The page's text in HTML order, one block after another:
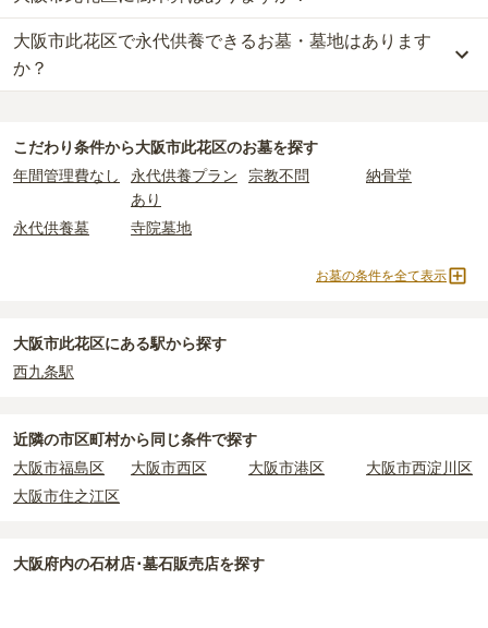
・開眼法要の費用：お墓を新しく建てた際に行う儀式のための費
用。僧侶に渡すお布施がかかります。
・納骨式の費用
すお布施、会食などの費用がかかります。
ます。
正確な費用は、区画や石材の選び方によって大きく変わるため、見
積もりを取るまで確定しません。
現地見学では、担当者に「提示金額以外にかかる費用はないか」を
現地への見学が難しい場合は、資料請求でも各霊園の詳しい料金案
比べて省スペースで管理の手間がかからないため、費用が安く設定
されています。
価格の目安は、1名あたり5万円〜30万円程度です。
替えてお墓を探すのがおすすめです。
一方で、大阪府内には、県または市区町村が運営する公営の霊園が
102件あります。
公営霊園は民営の霊園と異なり、契約にあたって応募資格が設けら
主な条件として、遺骨がすでにある、該当の市区町村に一定年数以
上住んでいるなどが挙げられます。
条件を満たさない場合は、申し込み自体ができないことも多いた
め、事前の確認が重要です。
契約条件の詳細は、各霊園のページをご確認いただくか、資料請求
大阪市此花区には、樹木葬の掲載がありません。
自然葬をお考えの場合は、海洋散骨もご検討ください。
大阪市此花区で永代供養できるお墓・墓地はあります
か？
詳しくは、大阪市此花区の永代供養の一覧をご覧ください。
こだわり条件から大阪市此花区のお墓を探す
年間管理費なし
永代供養プラン
あり
宗教不問 納骨堂
永代供養墓 寺院墓地
お墓の条件を全て表示
大阪市此花区にある駅から探す
西九条駅
近隣の市区町村から同じ条件で探す
大阪市福島区
大阪市西区 大阪市港区
大阪市西淀川区
大阪市住之江区
大阪府内の石材店･墓石販売店を探す